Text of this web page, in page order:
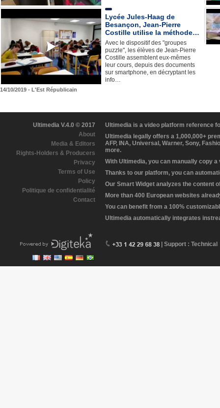
Lycée Jules-Haag de
Besançon, Jean-Pierre
Costille utilise la méthode…
Avec le dispositif des "groupes
puzzle", les élèves de Jean-Pierre
Costille assemblent eux-mêmes
leur cours, depuis des documents
sur smartphone, en décryptant les
info…
14/10/2019 - L'Est Républicain
Ultimedia V.4.0 © 2017
About
Media & Editors
Rights-Holders & Producers
Privacy
Terms of Use
Policy
Politique de confidentialité
Contact
Ultimedia is a video platform reference
Ultimedia legally offers a 1,000,000+
AFP, INA, Universal, Warner, Sony,
more.
With Ultimedia, you can manually copy
Thanks to our platform, you can
Our Smart Widget analyzes the content
More than 400 European websites
You can benefit from a 100%
Ultimedia automatically integrates
| Support : Technical